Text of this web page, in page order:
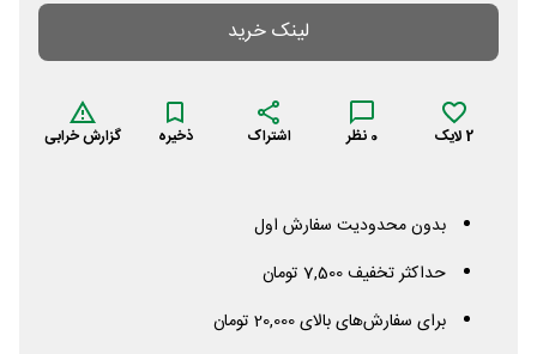
لینک خرید
2لایک 0 نظر اشتراک ذخیره گزارش خرابی
بدون محدودیت سفارش اول
حداکثر تخفیف 7,500 تومان
برای سفارش‌های بالای 20,000 تومان